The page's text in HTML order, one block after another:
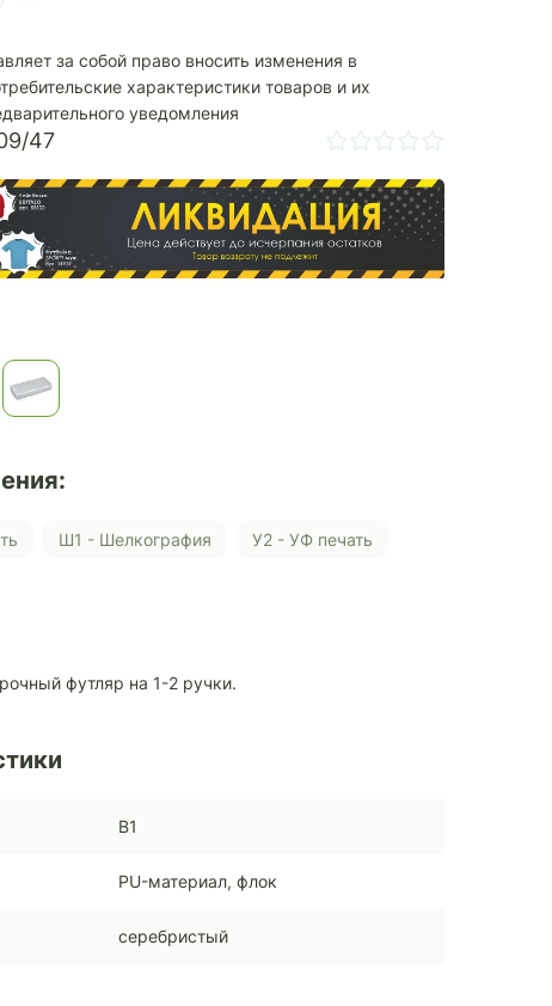
за собой право вносить изменения в
характеристики товаров и их
уведомления
47
Ш1 - Шелкография У2 - УФ печать
футляр на 1-2 ручки.
B1
PU-материал, флок
серебристый